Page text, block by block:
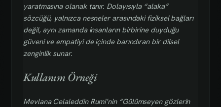
yaratmasına olanak tanır. Dolayısıyla “alaka”
sözcüğü, yalnızca nesneler arasındaki fiziksel bağları
değil, aynı zamanda insanların birbirine duyduğu
güveni ve empatiyi de içinde barındıran bir dilsel
zenginlik sunar.
Kullanım Örneği
Mevlana Celaleddin Rumi’nin “Gülümseyen gözlerin